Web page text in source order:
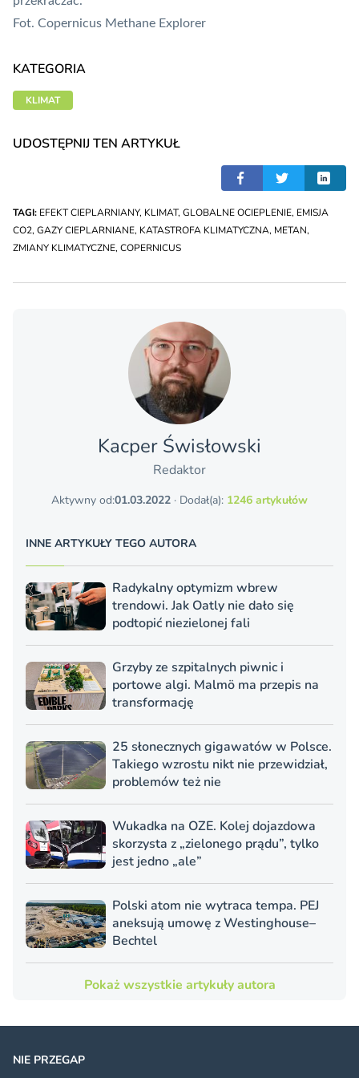
Fot. Copernicus Methane Explorer
KATEGORIA
KLIMAT
UDOSTĘPNIJ TEN ARTYKUŁ
TAGI: EFEKT CIEPLARNIANY, KLIMAT, GLOBALNE OCIEPLENIE, EMISJA
CO2, GAZY CIEPLARNIANE, KATASTROFA KLIMATYCZNA, METAN,
ZMIANY KLIMATYCZNE, COPERNICUS
Kacper Świsło­wski
Redaktor
Aktywny od:01.03.2022 · Dodał(a): 1246 artykułów
INNE ARTYKUŁY TEGO AUTORA
Radykalny optymizm wbrew
trendowi. Jak Oatly nie dało się
podtopić niezielonej fali
Grzyby ze szpitalnych piwnic i
portowe algi. Malmö ma przepis na
transformację
25 słonecznych gigawatów w Polsce.
Takiego wzrostu nikt nie przewidział,
problemów też nie
Wukadka na OZE. Kolej dojazdowa
skorzysta z „zielonego prądu”, tylko
jest jedno „ale”
Polski atom nie wytraca tempa. PEJ
aneksują umowę z Westinghouse–
Bechtel
Pokaż wszystkie artykuły autora
NIE PRZEGAP